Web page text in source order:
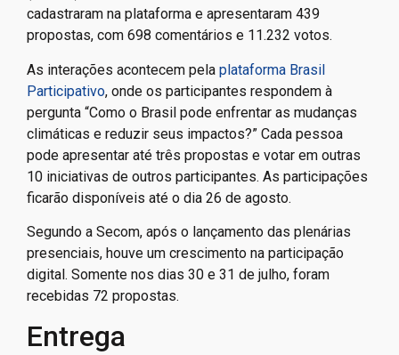
cadastraram na plataforma e apresentaram 439
propostas, com 698 comentários e 11.232 votos.
As interações acontecem pela plataforma Brasil
Participativo, onde os participantes respondem à
pergunta “Como o Brasil pode enfrentar as mudanças
climáticas e reduzir seus impactos?” Cada pessoa
pode apresentar até três propostas e votar em outras
10 iniciativas de outros participantes. As participações
ficarão disponíveis até o dia 26 de agosto.
Segundo a Secom, após o lançamento das plenárias
presenciais, houve um crescimento na participação
digital. Somente nos dias 30 e 31 de julho, foram
recebidas 72 propostas.
Entrega